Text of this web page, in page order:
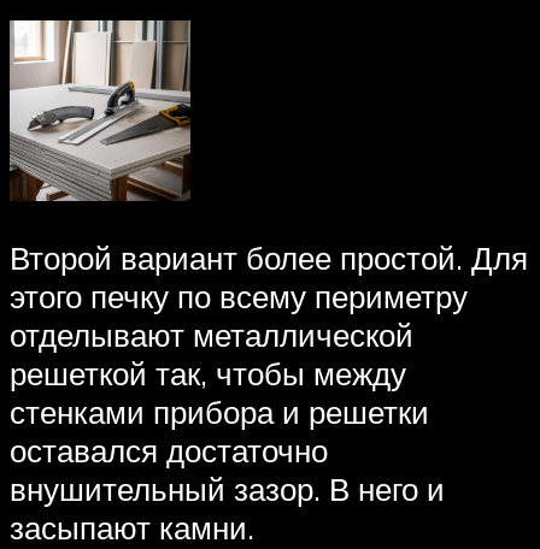
Второй вариант более простой. Для
этого печку по всему периметру
отделывают металлической
решеткой так, чтобы между
стенками прибора и решетки
оставался достаточно
внушительный зазор. В него и
засыпают камни.